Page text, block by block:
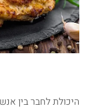
היכולת לחבר בין